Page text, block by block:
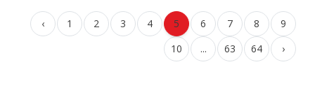
‹ 1 2 3 4 5 6 7 8
9
10
... 63 64 ›